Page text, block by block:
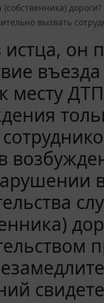
вызвать
истца, он
месту